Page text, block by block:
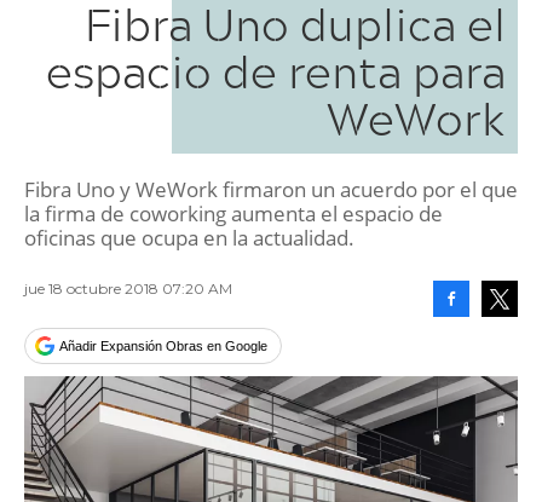
Fibra Uno duplica el
espacio de renta para
WeWork
Fibra Uno y WeWork firmaron un acuerdo por el que
la firma de coworking aumenta el espacio de
oficinas que ocupa en la actualidad.
jue 18 octubre 2018 07:20 AM
Añadir Expansión Obras en Google